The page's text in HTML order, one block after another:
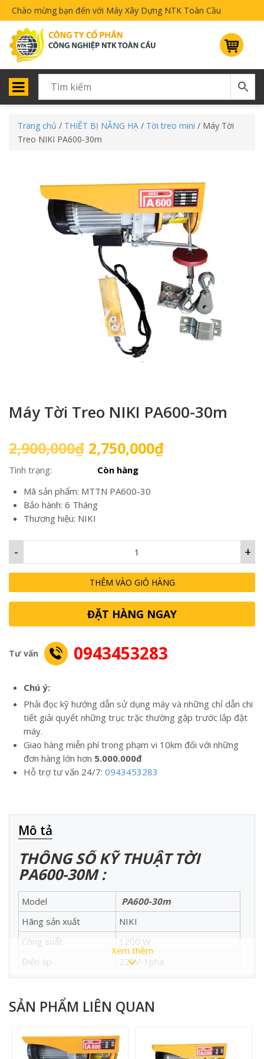
Chào mừng bạn đến với Máy Xây Dựng NTK Toàn Cầu
Trang chủ / THIẾT BỊ NÂNG HẠ / Tời treo mini / Máy Tời
Treo NIKI PA600-30m
Máy Tời Treo NIKI PA600-30m
2,900,000₫ Giá
gốc
là:
2,900,000₫.
2,750,000₫Giá
Tình trạng:
Còn hàng
Mã sản phẩm: MTTN PA600-30
Bảo hành: 6 Tháng
Thương hiệu: NIKI
+
-
THÊM VÀO GIỎ HÀNG
ĐẶT HÀNG NGAY
Tư vấn 0943453283
Chú ý:
Phải đọc kỹ hướng dẫn sử dụng máy và những chỉ dẫn chi
tiết giải quyết những trục trặc thường gặp trước lắp đặt
máy.
Giao hàng miễn phí trong phạm vi 10km đối với những
đơn hàng lớn hơn 5.000.000đ
Hỗ trợ tư vấn 24/7: 0943453283
Mô tả
THÔNG SỐ KỸ THUẬT TỜI
PA600-30M :
Model
PA600-30m
Hãng sản xuất
NIKI
Công suất
1200 W
Điện áp
220V-1pha
Tải trọng thực
240-150 Kg
Tốc độ nâng
5-10 m/phút
Đường kính cáp
4 mm
Xem thêm
SẢN PHẨM LIÊN QUAN